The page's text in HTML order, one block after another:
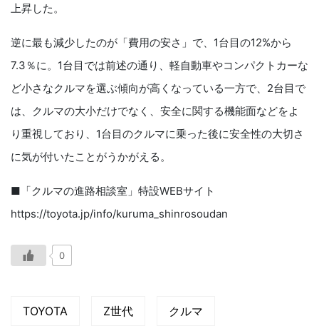
上昇した。
逆に最も減少したのが「費用の安さ」で、1台目の12%から
7.3％に。1台目では前述の通り、軽自動車やコンパクトカーな
ど小さなクルマを選ぶ傾向が高くなっている一方で、2台目で
は、クルマの大小だけでなく、安全に関する機能面などをよ
り重視しており、1台目のクルマに乗った後に安全性の大切さ
に気が付いたことがうかがえる。
■「クルマの進路相談室」特設WEBサイト
https://toyota.jp/info/kuruma_shinrosoudan
0
TOYOTA Z世代 クルマ